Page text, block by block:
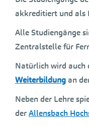
akkreditiert und als
Alle Studiengänge
Zentralstelle für
Natürlich wird auch
Weiterbildungan
Neben der Lehre
derAllensbach